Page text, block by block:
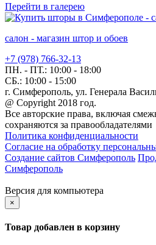
Перейти в галерею
салон - магазин штор и обоев
+7 (978) 766-32-13
ПН. - ПТ.: 10:00 - 18:00
СБ.: 10:00 - 15:00
г. Симферополь, ул. Генерала
@ Copyright 2018 год.
Все авторские права, включая
сохраняются за правообладателями
Политика конфиденциальности
Согласие на обработку
Создание сайтов Симферополь
Симферополь
Версия для компьютера
×
Товар добавлен в корзину